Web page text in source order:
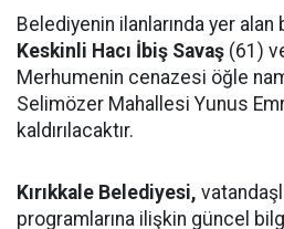
Belediyenin ilanlarında yer
Keskinli Hacı İbiş Savaş (61)
Merhumenin cenazesi öğle
Selimözer Mahallesi Yunus
kaldırılacaktır.
Kırıkkale Belediyesi,
programlarına ilişkin güncel